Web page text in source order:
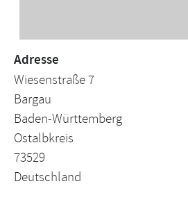
Adresse
Wiesenstraße 7
Bargau
Baden-Württemberg
Ostalbkreis
73529
Deutschland